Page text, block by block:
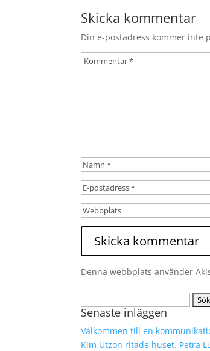
Skicka kommentar
Din e-postadress kommer inte
Denna webbplats använder
efter:
Senaste inläggen
Välkommen till en
Kim Utzon ritade huset. Petra